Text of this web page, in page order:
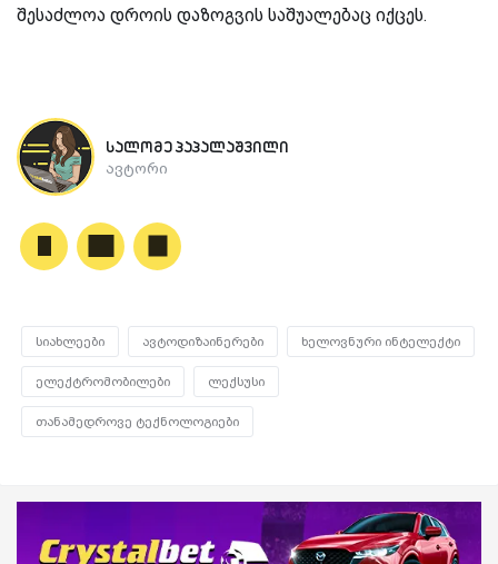
შესაძლოა დროის დაზოგვის საშუალებაც იქცეს.
სალომე პაპალაშვილი
ავტორი
სიახლეები ავტოდიზაინერები ხელოვნური ინტელექტი
ელექტრომობილები ლექსუსი
თანამედროვე ტექნოლოგიები